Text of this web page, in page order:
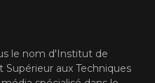
le nom d'Institut de
aux Techniques